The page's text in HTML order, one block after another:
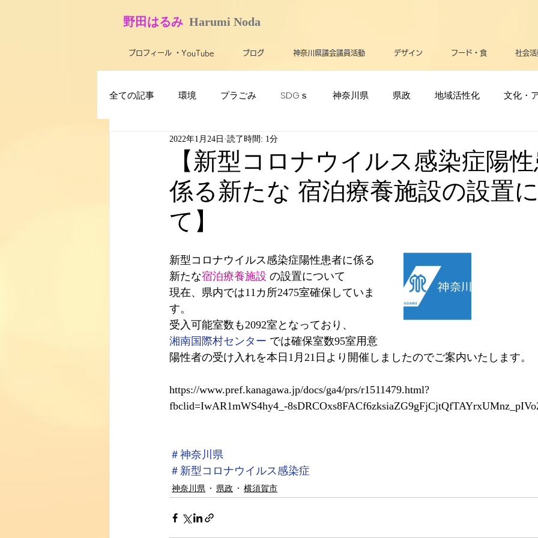
​野田はるみ Harumi No​da
プロフィール ・YouTube ブログ 神奈川県議会議員活動 デザイン フード・食 社会
全ての記事 環境 プラごみ SDGｓ 神奈川県 県政 地域活性化 文化・
最新技術・テクノロジー スポーツ・オリンピック
障がい者・バリアフリー 高齢者 支援・助成金 医療 お知らせ
【新型コロナウイルス感染症陽
係る新たな 宿泊療養施設の設置
て】
2022年1月24日 読了時間: 1分
新型コロナウイルス感染症陽性患者に係る
新たな宿泊療養施設 の設置について
現在、県内では11カ所2475室確保していま
す。
受入可能室数も2092室となっており、
湘南国際村センター では確保室数95室用意
陽性者の受け入れを本日1月21日より開催しましたのでご案内いたします。
https://www.pref.kanagawa.jp/docs/ga4/prs/r1511479.html?
fbclid=IwAR1mWS4hy4_-
＃神奈川県
＃新型コロナウイルス感染症
神奈川県 県政 横須賀市